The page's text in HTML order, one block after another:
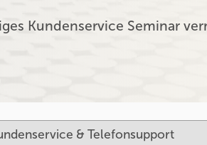
Kundenservice Seminar